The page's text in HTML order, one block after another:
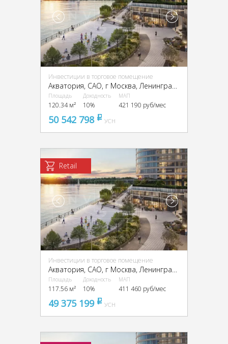
Инвестиции в торговое помещение
Акватория, CАО, г Москва, Ленинградское ш., 69
Площадь
120.34 м²
Доходность
10%
МАП
421 190 руб/мес
50 542 798 pуб
УСН
Retail
Инвестиции в торговое помещение
Акватория, CАО, г Москва, Ленинградское ш., 69
Площадь
117.56 м²
Доходность
10%
МАП
411 460 руб/мес
49 375 199 pуб
УСН